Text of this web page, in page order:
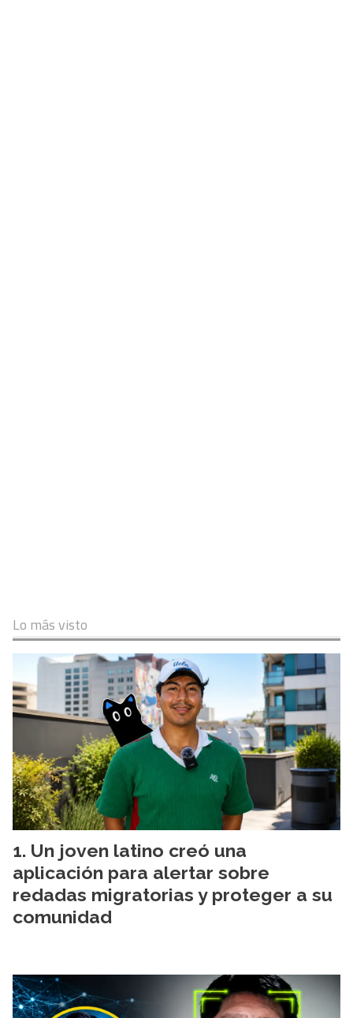
Lo más visto
Un joven latino creó una
aplicación para alertar sobre
redadas migratorias y proteger a su
comunidad